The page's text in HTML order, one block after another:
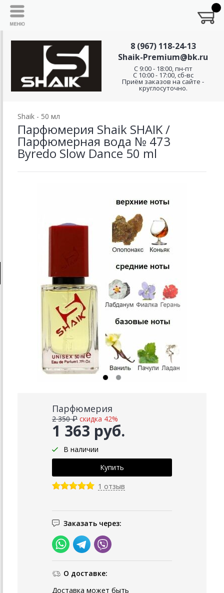
8 (967) 118-24-13
Shaik-Premium@bk.ru
C 9:00 - 18:00, пн-пт
С 10:00 - 17:00, сб-вс
Приём заказов на сайте -
круглосуточно.
Shaik - 50 мл
Парфюмерия Shaik SHAIK /
Парфюмерная вода № 473
Byredo Slow Dance 50 ml
Парфюмерия
1 363 руб.
2 350 ₽ скидка 42%
В наличии
1 отзыв
Заказать через:
О доставке:
Доставка может быть